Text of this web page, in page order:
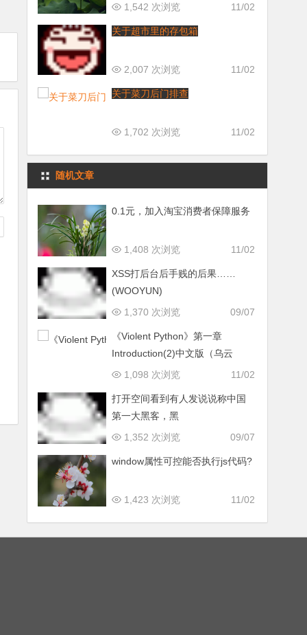
11/02
1,542 次浏览
关于超市里的存包箱
11/02
2,007 次浏览
关于菜刀后门排查
11/02
1,702 次浏览
随机文章
0.1元，加入淘宝消费者保障服务
11/02
1,408 次浏览
XSS打后台后手贱的后果……
(WOOYUN)
09/07
1,370 次浏览
《Violent Python》第一章
Introduction(2)中文版（乌云
11/02
1,098 次浏览
打开空间看到有人发说说称中国
第一大黑客，黑
09/07
1,352 次浏览
window属性可控能否执行js代码?
11/02
1,423 次浏览